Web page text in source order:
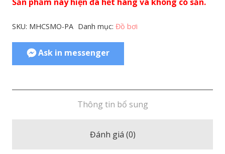
SKU: MHCSMO-PA Danh mục: Đồ bơi
Ask in messenger
Thông tin bổ sung
Đánh giá (0)